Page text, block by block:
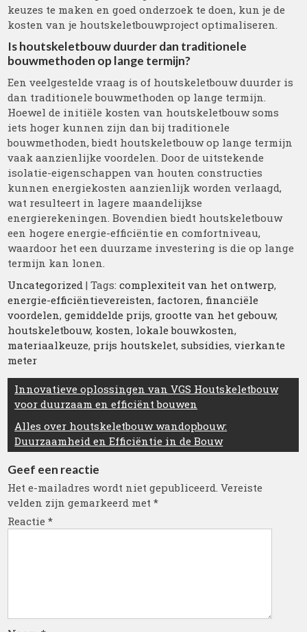
keuzes te maken en goed onderzoek te doen, kun je de
kosten van je houtskeletbouwproject optimaliseren.
Is houtskeletbouw duurder dan traditionele
bouwmethoden op lange termijn?
Een veelgestelde vraag is of houtskeletbouw duurder is
dan traditionele bouwmethoden op lange termijn.
Hoewel de initiële kosten van houtskeletbouw soms
iets hoger kunnen zijn dan bij traditionele
bouwmethoden, biedt houtskeletbouw op lange termijn
vaak aanzienlijke voordelen. Door de uitstekende
isolatie-eigenschappen van houten constructies
kunnen energiekosten aanzienlijk worden verlaagd,
wat resulteert in lagere maandelijkse
energierekeningen. Bovendien biedt houtskeletbouw
een hogere energie-efficiëntie en comfortniveau,
waardoor het een duurzame investering is die op lange
termijn kan lonen.
Uncategorized | Tags:complexiteit van het ontwerp,
energie-efficiëntievereisten, factoren, financiële
voordelen,gemiddelde prijs,grootte van het gebouw,
houtskeletbouw, kosten, lokale bouwkosten,
materiaalkeuze, prijs houtskelet,subsidies,vierkante
meter
Berichtnavigatie
Innovatieve oplossingen van VGS Houtskeletbouw
voor duurzaam en efficiënt bouwen
Alles over houtskeletbouw wandopbouw:
Duurzaamheid en Efficiëntie in de Bouw
Geef een reactie
Het e-mailadres wordt niet gepubliceerd. Vereiste
velden zijn gemarkeerd met*
Reactie*